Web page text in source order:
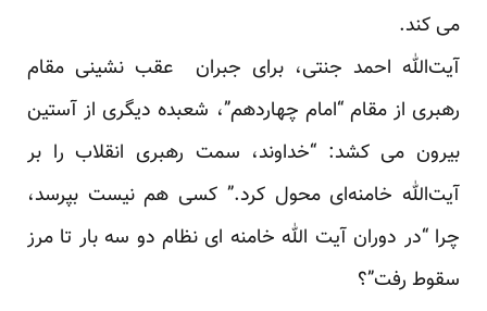
می کند.
آیت‌الله احمد جنتی، برای جبران عقب نشینی مقام
رهبری از مقام “امام چهاردهم”، شعبده دیگری از آستین
بیرون می کشد: “خداوند، سمت رهبری انقلاب را بر
آیت‌الله خامنه‌ای محول کرد.” کسی هم نیست بپرسد،
چرا “در دوران آیت الله خامنه ای نظام دو سه بار تا مرز
سقوط رفت”؟